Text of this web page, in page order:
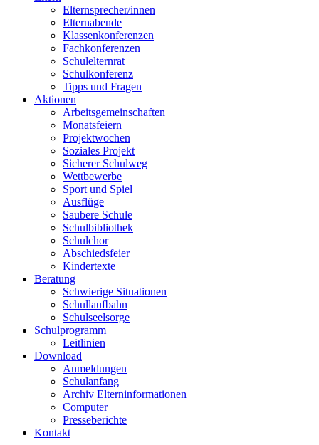
Elternsprecher/innen
Elternabende
Klassenkonferenzen
Fachkonferenzen
Schulelternrat
Schulkonferenz
Tipps und Fragen
Aktionen
Arbeitsgemeinschaften
Monatsfeiern
Projektwochen
Soziales Projekt
Sicherer Schulweg
Wettbewerbe
Sport und Spiel
Ausflüge
Saubere Schule
Schulbibliothek
Schulchor
Abschiedsfeier
Kindertexte
Beratung
Schwierige Situationen
Schullaufbahn
Schulseelsorge
Schulprogramm
Leitlinien
Download
Anmeldungen
Schulanfang
Archiv Elterninformationen
Computer
Presseberichte
Kontakt